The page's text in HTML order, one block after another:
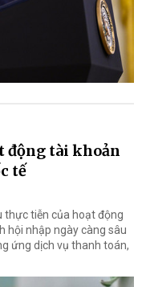
động tài khoản
tế
thực tiễn của hoạt động
hội nhập ngày càng sâu
ứng dịch vụ thanh toán,